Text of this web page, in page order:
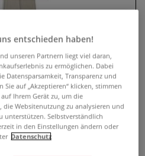
3er-Set,
entschieden haben!
unseren Partnern liegt viel daran,
zu ermöglichen. Dabei
Datensparsamkeit, Transparenz und
auf „Akzeptieren“ klicken, stimmen
Ihrem Gerät zu, um die
die Websitenutzung zu analysieren und
unterstützen. Selbstverständlich
in den Einstellungen ändern oder
Datenschutz